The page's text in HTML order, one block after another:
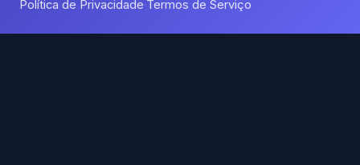
Política de Privacidade·Termos de Serviço